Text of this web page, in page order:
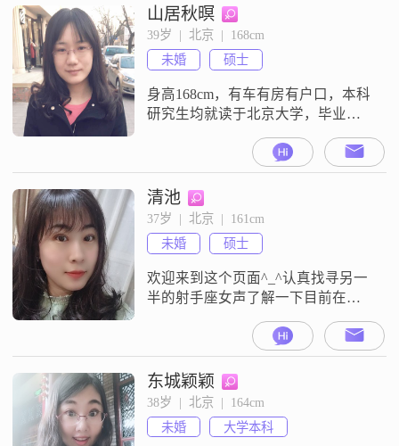
有过失败的婚姻，独自走过几度春
秋，读书、健身、旅游、与朋友小
聚，只要是能使自己越变越好的东
西，我都愿意去尝试。性格是北京
大妞，直率、随和。工作稳定，收
入稳定，希望遇到个
山居秋暝
39岁  |  北京  |  168cm
未婚
硕士
身高168cm，有车有房有户口，本科
研究生均就读于北京大学，毕业后
作，中间有几年曾外派出国，较为
上进，喜爱学习。性格温和沉静，
较为谦让，家庭观念比较传统，父
母和亲戚大多为公务员。体型身材
偏高挑。喜欢读书做手工，绘画书
法，希望能与伴侣岁月静好，守望
相助。择偶标准：体型高大，身高
176以上，聪
清池
37岁  |  北京  |  161cm
未婚
硕士
欢迎来到这个页面^_^认真找寻另一
半的射手座女声了解一下目前在一
是傻白甜和公主病，通情达理，独
立自主。对待感情认真，也相信缘
分，一直在寻找那个对的人。遇到
对的人，也希望彼此能够呵护经
营，不负流年，携手走过浅浅岁
月。回眸时，满眼都是属于我们的
东城颖颖
38岁  |  北京  |  164cm
未婚
大学本科